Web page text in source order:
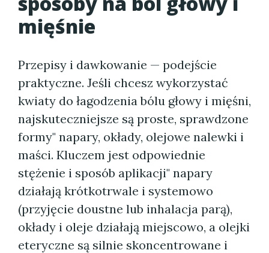
mięśnie
Przepisy i dawkowanie — podejście
praktyczne. Jeśli chcesz wykorzystać
kwiaty do łagodzenia bólu głowy i mięśni,
najskuteczniejsze są proste, sprawdzone
formy" napary, okłady, olejowe nalewki i
maści. Kluczem jest odpowiednie
stężenie i sposób aplikacji" napary
działają krótkotrwale i systemowo
(przyjęcie doustne lub inhalacja parą),
okłady i oleje działają miejscowo, a olejki
eteryczne są silnie skoncentrowane i